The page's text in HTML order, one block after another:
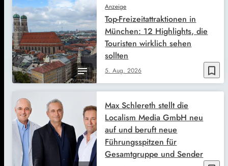
bookmark_border
Anzeige
5. Aug. 2026
Top-Freizeitattraktionen in
München: 12 Highlights, die
Touristen wirklich sehen
sollten
Max Schlereth stellt die
Localism Media GmbH neu
auf und beruft neue
Führungsspitzen für
Gesamtgruppe und Sender